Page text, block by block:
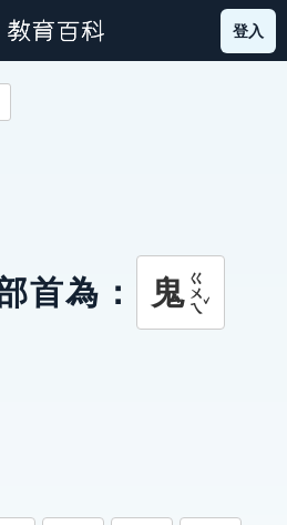
登入
首為： 鬼ㄍㄨㄟˇ